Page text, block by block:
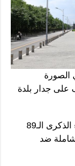
في الصورة
آثار قذائف على جدار بلدة
قامت الصين يوم الثلاثاء الماضي بإحياء الذكرى الـ89
ضد